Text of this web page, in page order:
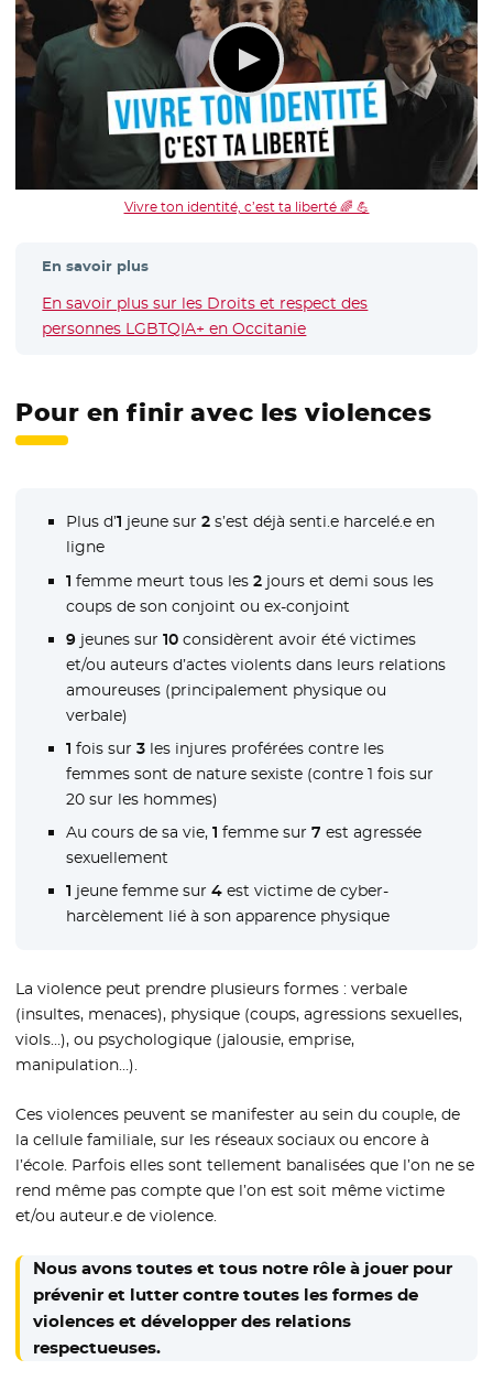
Vivre ton identité, c’est ta liberté 🌈 💪
En savoir plus
En savoir plus sur les Droits et respect des
personnes LGBTQIA+ en Occitanie
Pour en finir avec les violences
Plus d’1 jeune sur 2s’est déjà senti.e harcelé.e en
ligne
1 femme meurt tous les 2jours et demi sous les
coups de son conjoint ou ex-conjoint
9jeunes sur 10considèrent avoir été victimes
et/ou auteurs d’actes violents dans leurs relations
amoureuses (principalement physique ou
verbale)
1 fois sur 3les injures proférées contre les
femmes sont de nature sexiste (contre 1 fois sur
20 sur les hommes)
Au cours de sa vie, 1 femme sur 7 est agressée
sexuellement
1 jeune femme sur 4 est victime de cyber-
harcèlement lié à son apparence physique
La violence peut prendre plusieurs formes : verbale
(insultes, menaces), physique (coups, agressions sexuelles,
viols…), ou psychologique (jalousie, emprise,
manipulation…).
Ces violences peuvent se manifester au sein du couple, de
la cellule familiale, sur les réseaux sociaux ou encore à
l’école. Parfois elles sont tellement banalisées que l’on ne se
rend même pas compte que l’on est soit même victime
et/ou auteur.e de violence.
Nous avons toutes et tous notre rôle à jouer pour
prévenir et lutter contre toutes les formes de
violences et développer des relations
respectueuses.